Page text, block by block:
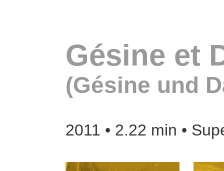
Gésine et
(Gésine und
2011 • 2.22 min •